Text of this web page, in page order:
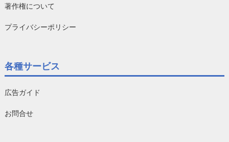
著作権について
プライバシーポリシー
各種サービス
広告ガイド
お問合せ